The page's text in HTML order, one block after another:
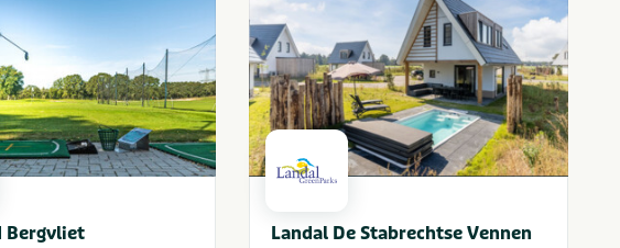
Bergvliet Landal De Stabrechtse Vennen